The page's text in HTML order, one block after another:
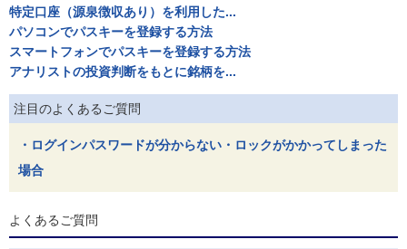
特定口座（源泉徴収あり）を利用した...
パソコンでパスキーを登録する方法
スマートフォンでパスキーを登録する方法
アナリストの投資判断をもとに銘柄を...
注目のよくあるご質問
・ログインパスワードが分からない・ロックがかかってしまった
場合
よくあるご質問